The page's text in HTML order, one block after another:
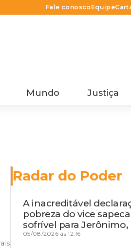
Fale conosco Equipe
Mundo Justiça
Radar do Poder
A inacreditável
pobreza do vice
sofrível para Jerônimo,
iminente da
05/08/2026 às 12:16